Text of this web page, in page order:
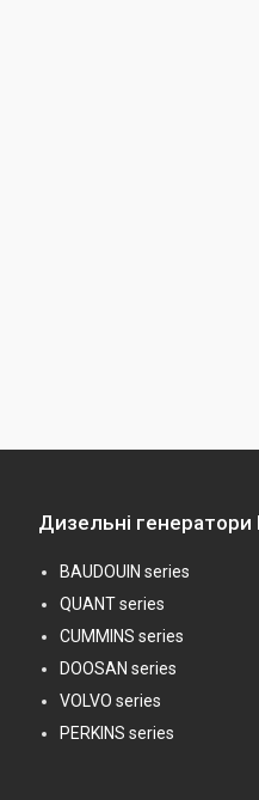
Дизельні генератори
BAUDOUIN series
QUANT series
CUMMINS series
DOOSAN series
VOLVO series
PERKINS series